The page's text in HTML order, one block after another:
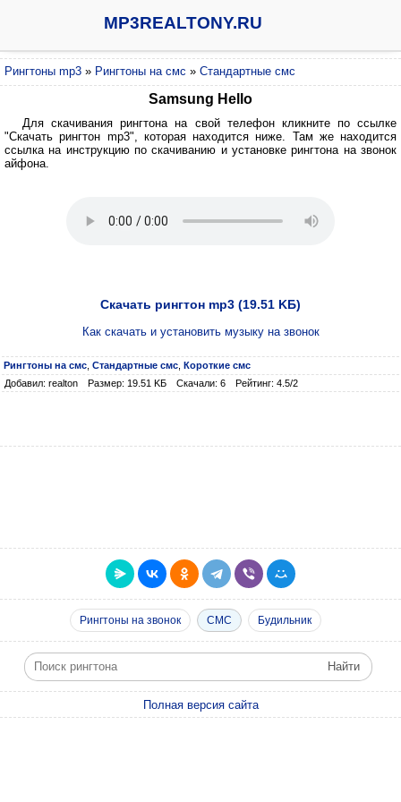
MP3REALTONY.RU
Рингтоны mp3 » Рингтоны на смс » Стандартные смс
Samsung Hello
Для скачивания рингтона на свой телефон кликните по ссылке
"Скачать рингтон mp3", которая находится ниже. Там же находится
ссылка на инструкцию по скачиванию и установке рингтона на звонок
айфона.
Скачать рингтон mp3 (19.51 KБ)
Как скачать и установить музыку на звонок
Рингтоны на смс Стандартные смс Короткие смс
Добавил: realton
Размер: 19.51 KБ Скачали: 6 Рейтинг: 4.5/2
Рингтоны на звонок СМС Будильник
Полная версия сайта